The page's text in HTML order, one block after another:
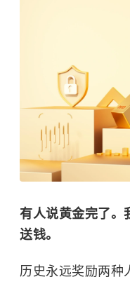
有人说黄金完了。
送钱。
历史永远奖励两种